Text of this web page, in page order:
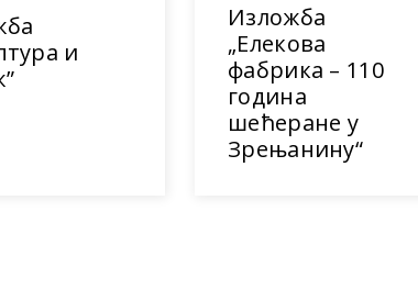
и
Изложба
„Елекова
фабрика – 110
година
шећеране у
Зрењанину“